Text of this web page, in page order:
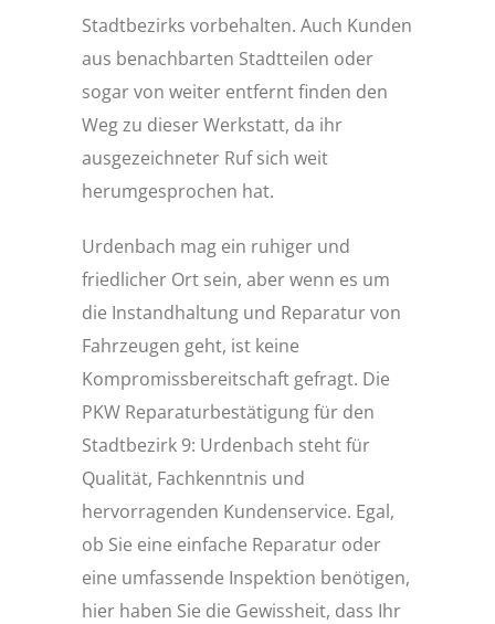
Stadtbezirks vorbehalten. Auch Kunden
aus benachbarten Stadtteilen oder
sogar von weiter entfernt finden den
Weg zu dieser Werkstatt, da ihr
ausgezeichneter Ruf sich weit
herumgesprochen hat.
Urdenbach mag ein ruhiger und
friedlicher Ort sein, aber wenn es um
die Instandhaltung und Reparatur von
Fahrzeugen geht, ist keine
Kompromissbereitschaft gefragt. Die
PKW Reparaturbestätigung für den
Stadtbezirk 9: Urdenbach steht für
Qualität, Fachkenntnis und
hervorragenden Kundenservice. Egal,
ob Sie eine einfache Reparatur oder
eine umfassende Inspektion benötigen,
hier haben Sie die Gewissheit, dass Ihr